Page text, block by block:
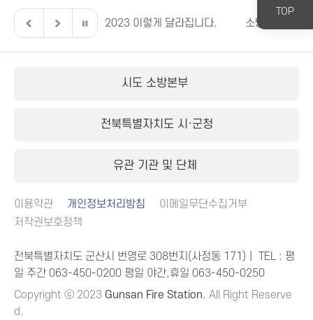
TOP
소방안전박람회 2023 이렇게 달라집니다. 소방안전 빅데
시도 소방본부
전북특별자치도 시·군청
유관 기관 및 단체
이용약관 개인정보처리방침
이메일무단수집거부
저작권보호정책
전북특별자치도 군산시 번영로 308번지(사정동 171)｜ TEL : 평
일 주간 063-450-0200 평일 야간,휴일 063-450-0250
Copyright ⓒ 2023 Gunsan Fire Station, All Right Reserve
d.